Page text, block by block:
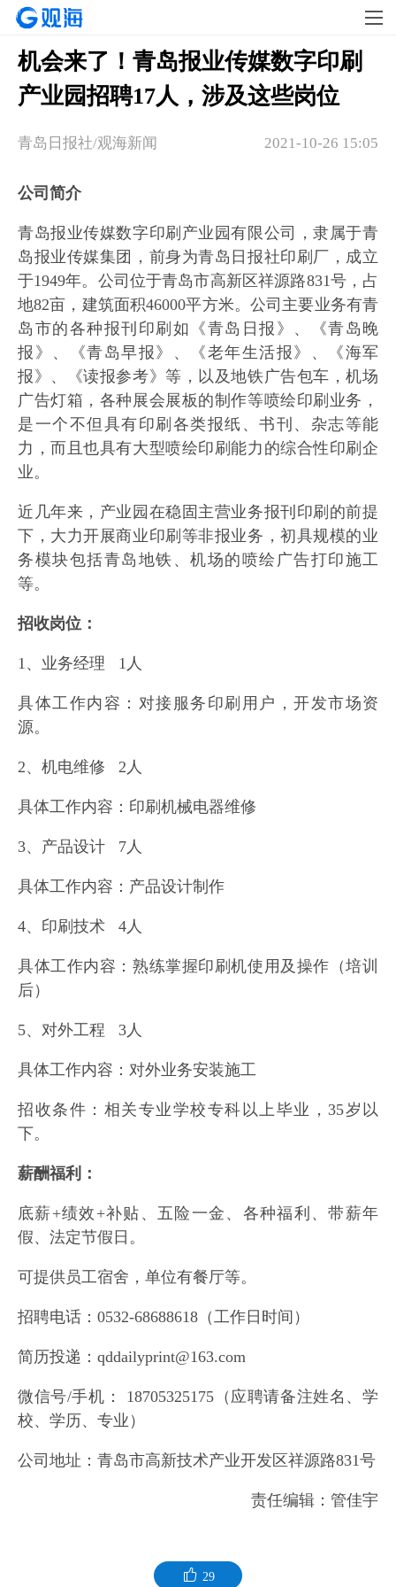
机会来了！青岛报业传媒数字印刷
产业园招聘17人，涉及这些岗位
2021-10-26 15:05
青岛日报社/观海新闻
公司简介
青岛报业传媒数字印刷产业园有限公司，隶属于青
岛报业传媒集团，前身为青岛日报社印刷厂，成立
于1949年。公司位于青岛市高新区祥源路831号，占
地82亩，建筑面积46000平方米。公司主要业务有青
岛市的各种报刊印刷如《青岛日报》、《青岛晚
报》、《青岛早报》、《老年生活报》、《海军
报》、《读报参考》等，以及地铁广告包车，机场
广告灯箱，各种展会展板的制作等喷绘印刷业务，
是一个不但具有印刷各类报纸、书刊、杂志等能
力，而且也具有大型喷绘印刷能力的综合性印刷企
业。
近几年来，产业园在稳固主营业务报刊印刷的前提
下，大力开展商业印刷等非报业务，初具规模的业
务模块包括青岛地铁、机场的喷绘广告打印施工
等。
招收岗位：
1、业务经理 1人
具体工作内容：对接服务印刷用户，开发市场资
源。
2、机电维修 2人
具体工作内容：印刷机械电器维修
3、产品设计 7人
具体工作内容：产品设计制作
4、印刷技术 4人
具体工作内容：熟练掌握印刷机使用及操作（培训
后）
5、对外工程 3人
具体工作内容：对外业务安装施工
招收条件：相关专业学校专科以上毕业，35岁以
下。
薪酬福利：
底薪+绩效+补贴、五险一金、各种福利、带薪年
假、法定节假日。
可提供员工宿舍，单位有餐厅等。
招聘电话：0532-68688618（工作日时间）
简历投递：qddailyprint@163.com
微信号/手机： 18705325175（应聘请备注姓名、学
校、学历、专业）
公司地址：青岛市高新技术产业开发区祥源路831号
责任编辑：管佳宇
29